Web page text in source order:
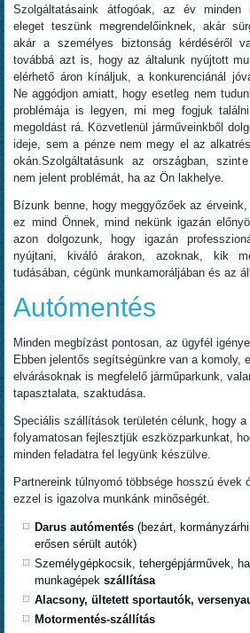
Szolgáltatásaink átfogóak, az év minden
eleget teszünk megrendelőinknek, akár
akár a személyes biztonság kérdéséről
továbbá azt is, hogy az általunk nyújtott
elérhető áron kínáljuk, a konkurenciánál
Ne aggódjon amiatt, hogy esetleg nem
problémája is legyen, mi meg fogjuk
megoldást rá. Közvetlenül járműveinkből
ideje, sem a pénze nem megy el az
okán.Szolgáltatásunk az országban,
nem jelent problémát, ha az Ön lakhelye.
Bízunk benne, hogy meggyőzőek az
ez mind Önnek, mind nekünk igazán
azon dolgozunk, hogy igazán
nyújtani, kiváló árakon, azoknak, kik
tudásában, cégünk munkamoráljában és az
Autómentés
Minden megbízást pontosan, az ügyfél
Ebben jelentős segítségünkre van a komoly,
elvárásoknak is megfelelő járműparkunk,
tapasztalata, szaktudása.
Speciális szállítások területén célunk, hogy
folyamatosan fejlesztjük eszközparkunkat,
minden feladatra fel legyünk készülve.
Partnereink túlnyomó többsége hosszú évek
ezzel is igazolva munkánk minőségét.
Darus autómentés(bezárt,
erősen sérült autók)
Személygépkocsik, tehergépjárművek,
munkagépekszállítása
Alacsony, ültetett sportautók,
Motormentés-szállítás